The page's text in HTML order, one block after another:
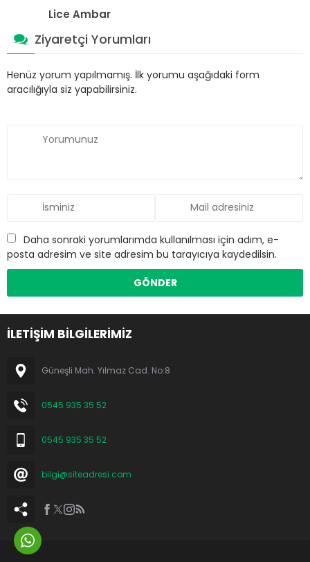
Lice Ambar
Ziyaretçi Yorumları
Henüz yorum yapılmamış. İlk yorumu aşağıdaki form
aracılığıyla siz yapabilirsiniz.
Daha sonraki yorumlarımda kullanılması için adım, e-
posta adresim ve site adresim bu tarayıcıya kaydedilsin.
İLETİŞİM BİLGİLERİMİZ
Güneşli Mah. Yılmaz Cad. No:8
0545 935 35 52
0545 935 35 52
bilgi@siteadresi.com